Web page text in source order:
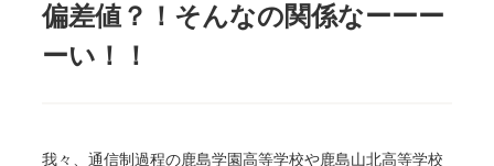
偏差値？！そんなの関係なーーー
ーい！！
我々、通信制過程の鹿島学園高等学校や鹿島山北高等学校